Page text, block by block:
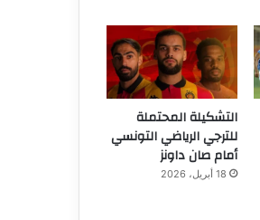
التشكيلة المحتملة
للترجي الرياضي التونسي
أمام صان داونز
18 أبريل، 2026